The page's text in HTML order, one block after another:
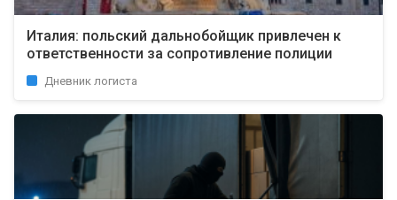
Италия: польский дальнобойщик привлечен к
ответственности за сопротивление полиции
Дневник логиста